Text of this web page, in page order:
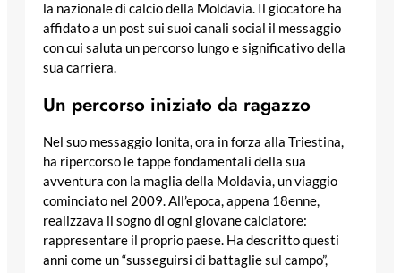
la nazionale di calcio della Moldavia. Il giocatore ha
affidato a un post sui suoi canali social il messaggio
con cui saluta un percorso lungo e significativo della
sua carriera.
Un percorso iniziato da ragazzo
Nel suo messaggio Ionita, ora in forza alla Triestina,
ha ripercorso le tappe fondamentali della sua
avventura con la maglia della Moldavia, un viaggio
cominciato nel 2009. All’epoca, appena 18enne,
realizzava il sogno di ogni giovane calciatore:
rappresentare il proprio paese. Ha descritto questi
anni come un “susseguirsi di battaglie sul campo”,